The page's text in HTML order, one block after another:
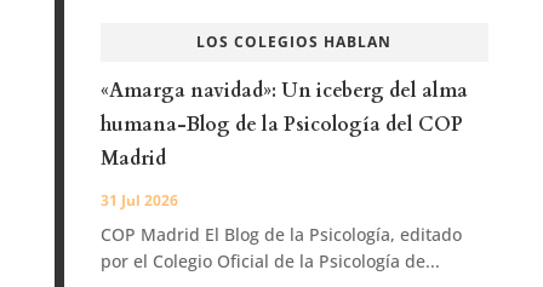
LOS COLEGIOS HABLAN
«Amarga navidad»: Un iceberg del alma
humana-Blog de la Psicología del COP
Madrid
31 Jul 2026
COP Madrid El Blog de la Psicología, editado
por el Colegio Oficial de la Psicología de...